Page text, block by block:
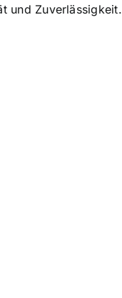
und Zuverlässigkeit.